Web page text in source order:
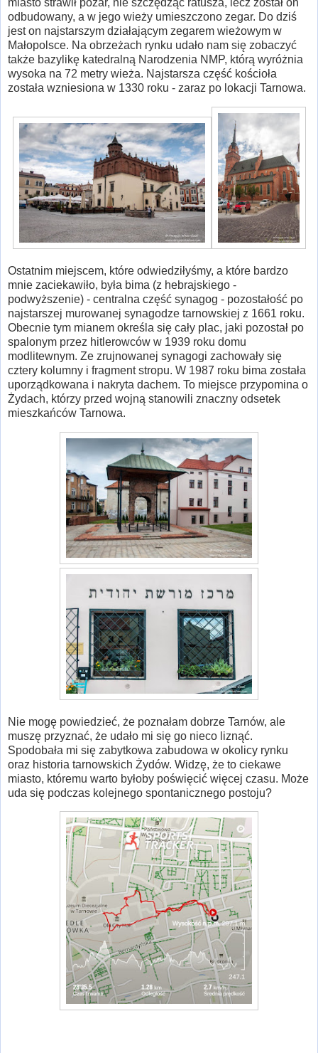
miasto strawił pożar, nie szczędząc ratusza, lecz został on
odbudowany, a w jego wieży umieszczono zegar. Do dziś
jest on najstarszym działającym zegarem wieżowym w
Małopolsce. Na obrzeżach rynku udało nam się zobaczyć
także bazylikę katedralną Narodzenia NMP, którą wyróżnia
wysoka na 72 metry wieża. Najstarsza część kościoła
została wzniesiona w 1330 roku - zaraz po lokacji Tarnowa.
Ostatnim miejscem, które odwiedziłyśmy, a które bardzo
mnie zaciekawiło, była bima (z hebrajskiego -
podwyższenie) - centralna część synagog - pozostałość po
najstarszej murowanej synagodze tarnowskiej z 1661 roku.
Obecnie tym mianem określa się cały plac, jaki pozostał po
spalonym przez hitlerowców w 1939 roku domu
modlitewnym. Ze zrujnowanej synagogi zachowały się
cztery kolumny i fragment stropu. W 1987 roku bima została
uporządkowana i nakryta dachem. To miejsce przypomina o
Żydach, którzy przed wojną stanowili znaczny odsetek
mieszkańców Tarnowa.
Nie mogę powiedzieć, że poznałam dobrze Tarnów, ale
muszę przyznać, że udało mi się go nieco liznąć.
Spodobała mi się zabytkowa zabudowa w okolicy rynku
oraz historia tarnowskich Żydów. Widzę, że to ciekawe
miasto, któremu warto byłoby poświęcić więcej czasu. Może
uda się podczas kolejnego spontanicznego postoju?